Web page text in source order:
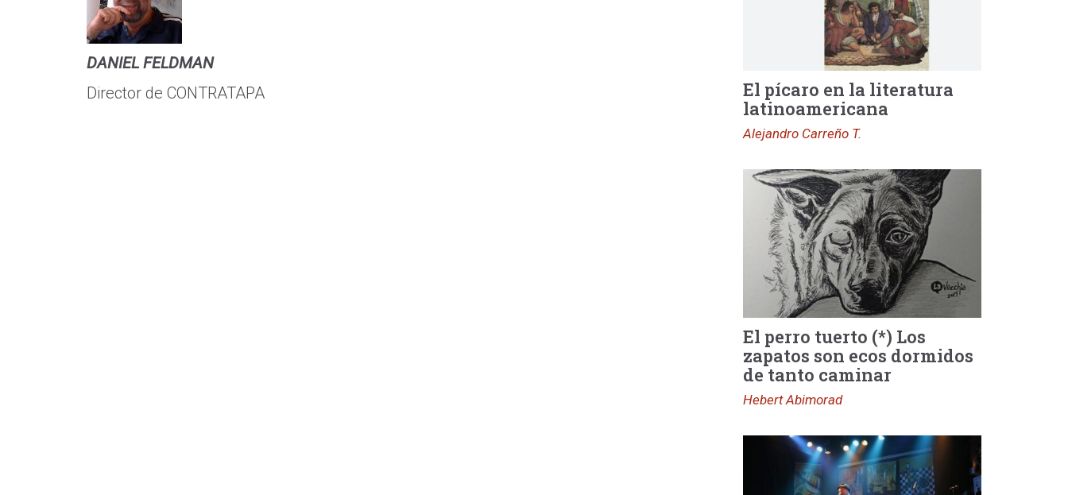
DANIEL FELDMAN
Director de CONTRATAPA
El pícaro en la literatura
latinoamericana
Alejandro Carreño T.
El perro tuerto (*) Los
zapatos son ecos dormidos
de tanto caminar
Hebert Abimorad